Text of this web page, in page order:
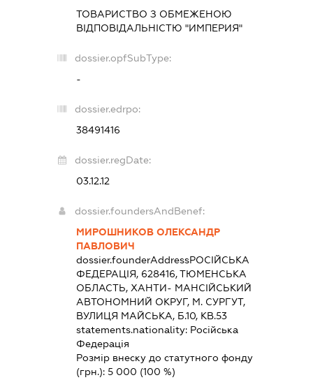
ТОВАРИСТВО З ОБМЕЖЕНОЮ
ВІДПОВІДАЛЬНІСТЮ "ИМПЕРИЯ"
dossier.opfSubType:
-
dossier.edrpo:
38491416
dossier.regDate:
03.12.12
dossier.foundersAndBenef:
МИРОШНИКОВ ОЛЕКСАНДР
ПАВЛОВИЧ
dossier.founderAddressРОСІЙСЬКА
ФЕДЕРАЦІЯ, 628416, ТЮМЕНСЬКА
ОБЛАСТЬ, ХАНТИ- МАНСІЙСЬКИЙ
АВТОНОМНИЙ ОКРУГ, М. СУРГУТ,
ВУЛИЦЯ МАЙСЬКА, Б.10, КВ.53
statements.nationality: Російська
Федерація
Розмір внеску до статутного фонду
(грн.): 5 000 (100 %)